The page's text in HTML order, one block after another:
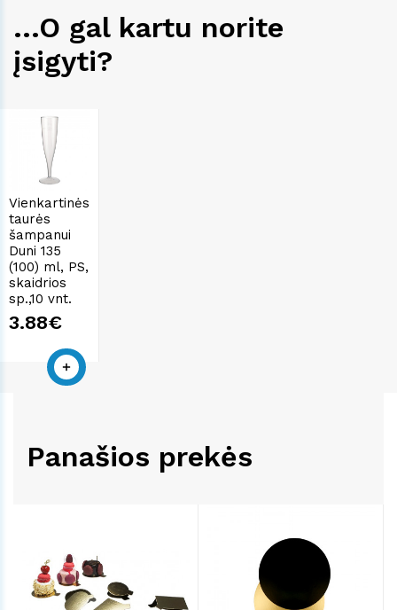
...O gal kartu norite
įsigyti?
Vienkartinės
taurės
šampanui
Duni 135
(100) ml, PS,
skaidrios
sp.,10 vnt.
3.88€
Panašios prekės